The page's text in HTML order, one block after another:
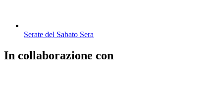
Serate del Sabato Sera
In collaborazione con